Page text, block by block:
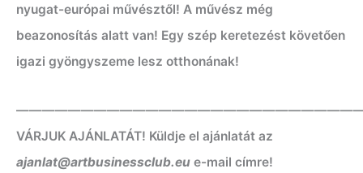
nyugat-európai művésztől! A művész még
beazonosítás alatt van! Egy szép keretezést követően
igazi gyöngyszeme lesz otthonának!
VÁRJUK AJÁNLATÁT! Küldje el ajánlatát az
ajanlat@artbusinessclub.eu e-mail címre!